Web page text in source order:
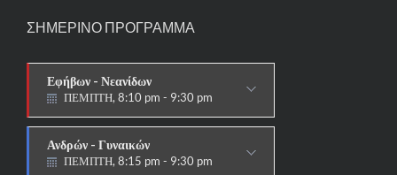
ΣΗΜΕΡΙΝΟ ΠΡΟΓΡΑΜΜΑ
Εφήβων - Νεανίδων
ΠΕΜΠΤΗ, 8:10 pm - 9:30 pm
ΠΑΡΑΔΟΣΙΑΚΟ HAPKIDO &
ΑΥΤΟΑΜΥΝΑ
Ανδρών - Γυναικών
ΠΕΜΠΤΗ, 8:15 pm - 9:30 pm